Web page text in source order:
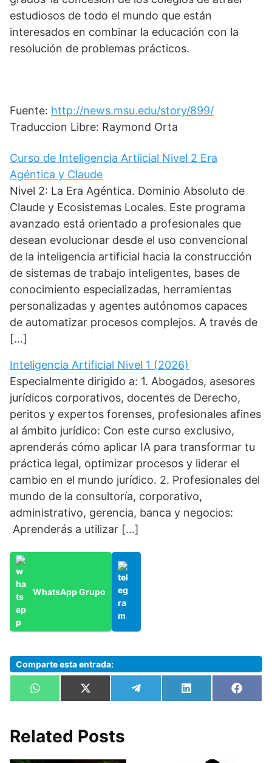
estudiosos de todo el mundo que están
interesados en combinar la educación con la
resolución de problemas prácticos.
Fuente: http://news.msu.edu/story/899/
Traduccion Libre: Raymond Orta
Curso de Inteligencia Artiicial Nivel 2 Era
Agéntica y Claude
Nivel 2: La Era Agéntica. Dominio Absoluto de
Claude y Ecosistemas Locales. Este programa
avanzado está orientado a profesionales que
desean evolucionar desde el uso convencional
de la inteligencia artificial hacia la construcción
de sistemas de trabajo inteligentes, bases de
conocimiento especializadas, herramientas
personalizadas y agentes autónomos capaces
de automatizar procesos complejos. A través de
[…]
Inteligencia Artificial Nivel 1 (2026)
Especialmente dirigido a: 1. Abogados, asesores
jurídicos corporativos, docentes de Derecho,
peritos y expertos forenses, profesionales afines
al ámbito jurídico: Con este curso exclusivo,
aprenderás cómo aplicar IA para transformar tu
práctica legal, optimizar procesos y liderar el
cambio en el mundo jurídico. 2. Profesionales del
mundo de la consultoría, corporativo,
administrativo, gerencia, banca y negocios:
Aprenderás a utilizar […]
WhatsApp Grupo
Comparte esta entrada:
Compartir
en
W
h
s
A
Compartir
en
X
(
i
t
Compartir
en
e
Compartir
en
L
i
en
F
a
Related Posts